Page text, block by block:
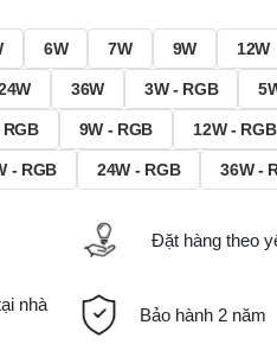
6W 7W 9W 12W
36W 3W - RGB
RGB 9W - RGB 12W - RGB
- RGB 24W - RGB 36W -
Đặt hàng theo
nhà
Bảo hành 2 năm